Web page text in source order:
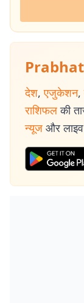
देश, एजुकेशन,
राशिफल की
न्यूज और